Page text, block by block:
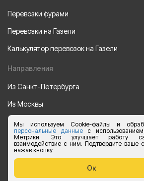
Мы используем Cookie-файлы и
персональные данныес
Метрики. Это улучшает работу
взаимодействие с ним. Подтвердите ваше
нажав кнопку
Ок
Перевозки фурами
Перевозки на Газели
Калькулятор перевозок на Газели
Направления
Из Санкт-Петербурга
Из Москвы
Все права защищены 2015-2026 г.
Информация на сайте носит
является публичной офертой,
437 Гражданского кодекса РФ